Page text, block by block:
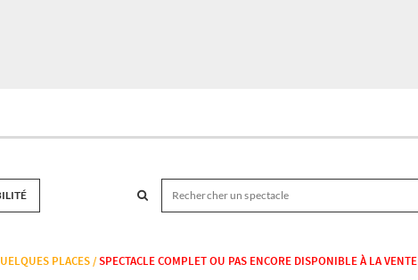
PLACES /SPECTACLE COMPLET OU PAS ENCORE DISPONIBLE À LA VENTE